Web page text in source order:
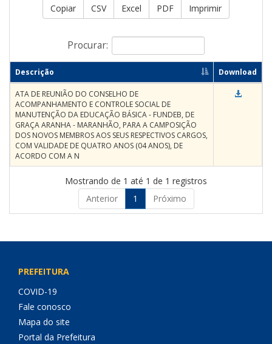
Copiar CSV Excel PDF Imprimir
Procurar:
Descrição Download
ATA DE REUNIÃO DO CONSELHO DE
ACOMPANHAMENTO E CONTROLE SOCIAL DE
MANUTENÇÃO DA EDUCAÇÃO BÁSICA - FUNDEB, DE
GRAÇA ARANHA - MARANHÃO, PARA A CAMPOSIÇÃO
DOS NOVOS MEMBROS AOS SEUS RESPECTIVOS CARGOS,
COM VALIDADE DE QUATRO ANOS (04 ANOS), DE
ACORDO COM A N
Mostrando de 1 até 1 de 1 registros
Anterior
1 Próximo
PREFEITURA
COVID-19
Fale conosco
Mapa do site
Portal da Prefeitura